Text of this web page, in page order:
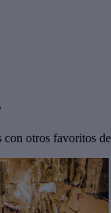
otros favoritos